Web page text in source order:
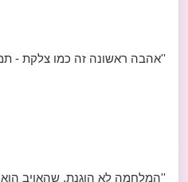
''אהבה ראשונה זה כמו צלקת -
''המלחמה לא הוגנת, שהאויב